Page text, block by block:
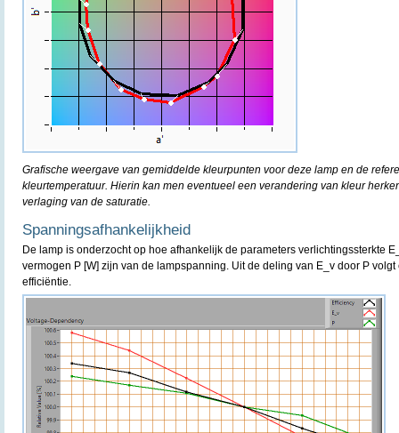
Grafische weergave van gemiddelde kleurpunten voor deze lamp en de
kleurtemperatuur. Hierin kan men eventueel een verandering van kleur
verlaging van de saturatie.
Spanningsafhankelijkheid
De lamp is onderzocht op hoe afhankelijk de parameters verlichtingssterkte
vermogen P [W] zijn van de lampspanning. Uit de deling van E_v door P
efficiëntie.